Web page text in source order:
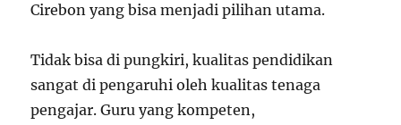
Cirebon yang bisa menjadi pilihan utama.
Tidak bisa di pungkiri, kualitas pendidikan
sangat di pengaruhi oleh kualitas tenaga
pengajar. Guru yang kompeten,